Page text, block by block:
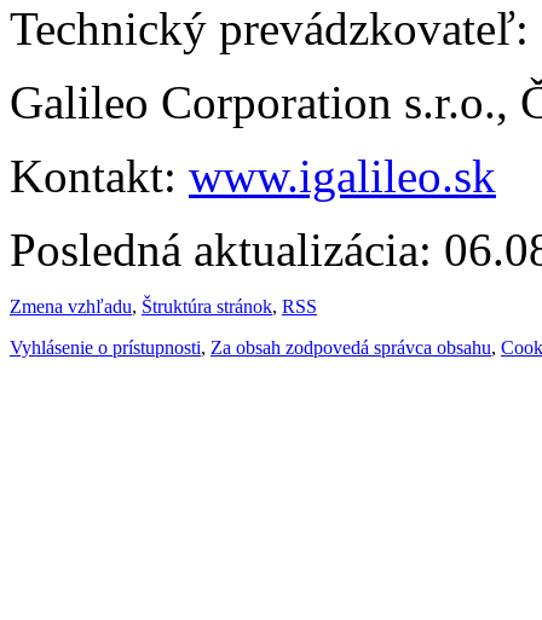
Technický prevádzkovateľ:
Galileo Corporation s.r.o.,
Kontakt: www.igalileo.sk
Posledná aktualizácia:
Zmena vzhľadu, Štruktúra stránok, RSS
Vyhlásenie o prístupnosti, Za obsah zodpovedá správca obsahu,